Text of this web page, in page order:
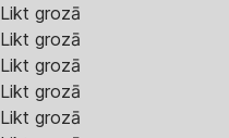
Likt grozā
Likt grozā
Likt grozā
Likt grozā
Likt grozā